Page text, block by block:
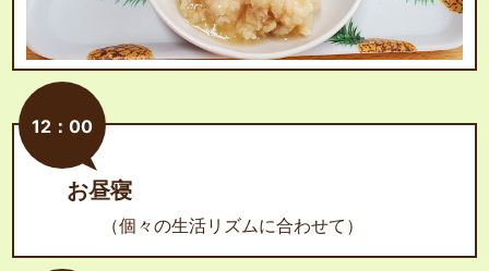
12：00
お昼寝
（個々の生活リズムに合わせて）